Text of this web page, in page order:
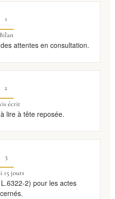
1
Bilan
attentes en consultation.
2
écrit
lire à tête reposée.
3
15 jours
2) pour les actes